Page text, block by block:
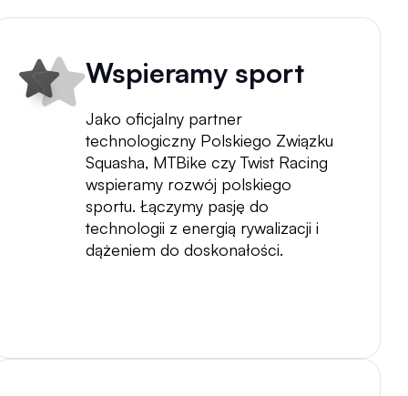
Wspieramy sport
Jako oficjalny partner
technologiczny Polskiego Związku
Squasha, MTBike czy Twist Racing
wspieramy rozwój polskiego
sportu. Łączymy pasję do
technologii z energią rywalizacji i
dążeniem do doskonałości.